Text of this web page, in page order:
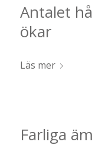
Antalet
ökar
Läs mer
Farliga